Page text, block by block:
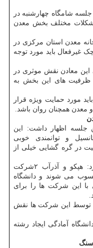
شامگاه چهارشنبه در
مختلف بخش معدن
خانه معدن استان مرکزی در
غیرفعال باید مورد توجه
معادن نقش موثری در
ظرفیت های این بخش به
مورد حمایت ویژه قرار
معدن همچنان روان باشد.
جلسه اظهار داشت: این
و توانمندی خوبی
در گره گشایی خیلی از
« حمیدرضا رضایی آشتیانی» اضافه کرد: هپکو و آذرآب ۲شرکت
می شوند و دانشگاه
با این شرکت ها را برای
توسط این شرکت ها نقش
آمادگی ایجاد رشته
سنگ